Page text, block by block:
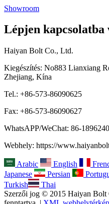
Showroom
Lépjen kapcsolatba
Haiyan Bolt Co., Ltd.
Kiegészítés: No883 Lianxiang
Zhejiang, Kína
Tel.: +86-573-86090625
Fax: +86-573-86090627
WhatsAPP/WeChat: 86-
Webhely: https://
Arabic English
Japanese
Persian
Turkish
Thai
Szerzői jog © 2015 Haiyan